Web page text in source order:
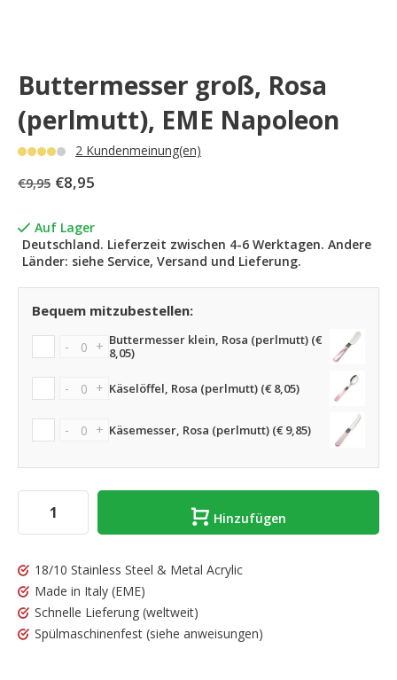
Buttermesser groß, Rosa
(perlmutt), EME Napoleon
2 Kundenmeinung(en)
€9,95 €8,95
Auf Lager
Deutschland. Lieferzeit zwischen 4-6 Werktagen. Andere
Länder: siehe Service, Versand und Lieferung.
Bequem mitzubestellen:
- + Buttermesser klein, Rosa (perlmutt) (€
8,05)
- + Käselöffel, Rosa (perlmutt) (€ 8,05)
- + Käsemesser, Rosa (perlmutt) (€ 9,85)
Hinzufügen
18/10 Stainless Steel & Metal Acrylic
Made in Italy (EME)
Schnelle Lieferung (weltweit)
Spülmaschinenfest (siehe anweisungen)